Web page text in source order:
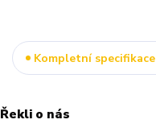
Kompletní specifikace
Řekli o nás